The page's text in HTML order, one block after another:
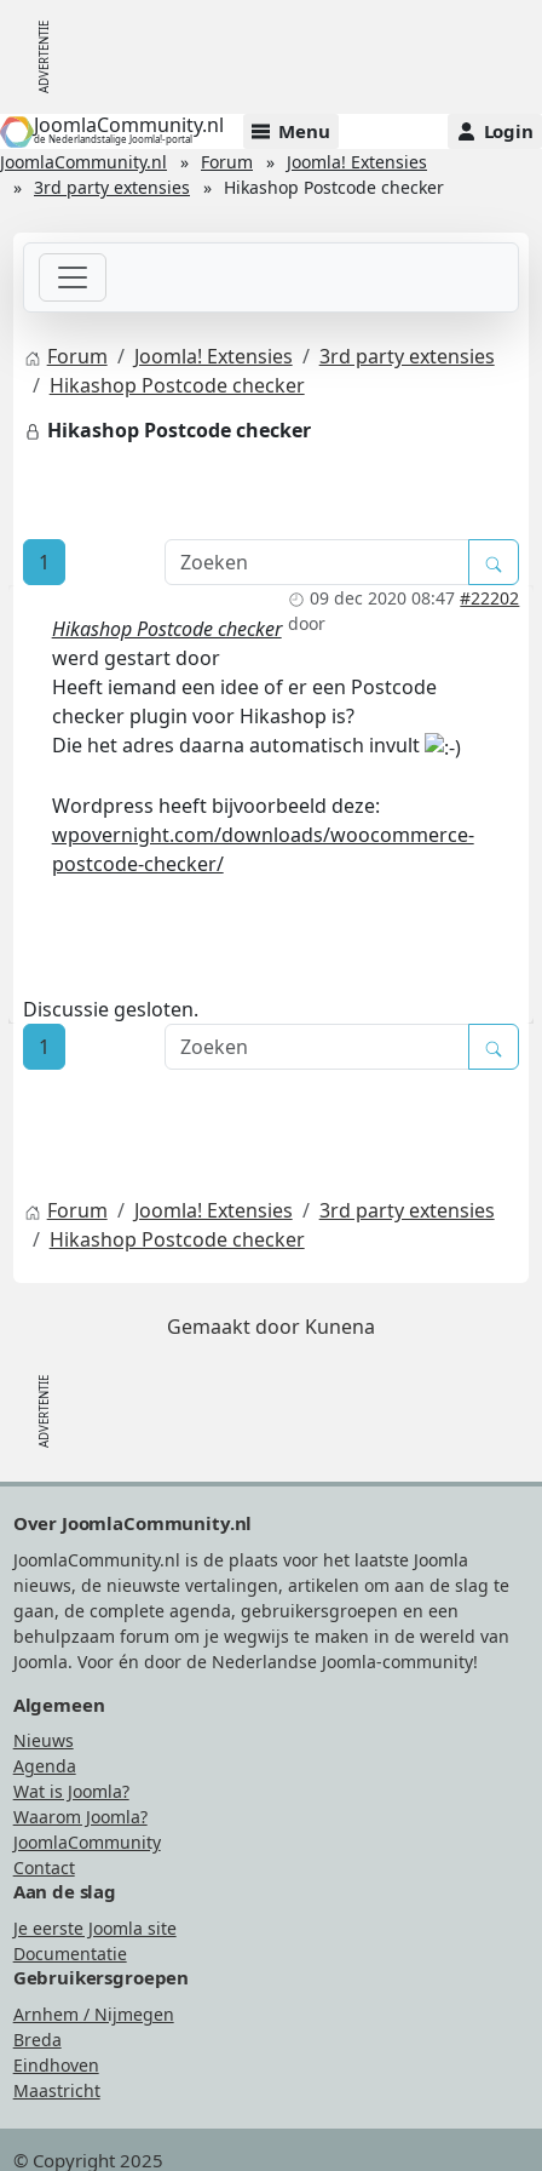
JoomlaCommunity.nl
de Nederlandstalige Joomla!-portal Menu Login
JoomlaCommunity.nl Forum
Joomla! Extensies
3rd party extensies
Hikashop Postcode checker
Forum Joomla! Extensies
3rd party extensies
Hikashop Postcode checker
Hikashop Postcode checker
1
09 dec 2020 08:47 #22202
door
Hikashop Postcode checker
werd gestart door
Heeft iemand een idee of er een Postcode
checker plugin voor Hikashop is?
Die het adres daarna automatisch invult
Wordpress heeft bijvoorbeeld deze:
wpovernight.com/downloads/woocommerce-
postcode-checker/
Discussie gesloten.
1
Forum Joomla! Extensies
3rd party extensies
Hikashop Postcode checker
Gemaakt door Kunena
Over JoomlaCommunity.nl
JoomlaCommunity.nl is de plaats voor het laatste Joomla
nieuws, de nieuwste vertalingen, artikelen om aan de slag te
gaan, de complete agenda, gebruikersgroepen en een
behulpzaam forum om je wegwijs te maken in de wereld van
Joomla. Voor én door de Nederlandse Joomla-community!
Algemeen
Nieuws
Agenda
Wat is Joomla?
Waarom Joomla?
JoomlaCommunity
Contact
Aan de slag
Je eerste Joomla site
Documentatie
Gebruikersgroepen
Arnhem / Nijmegen
Breda
Eindhoven
Maastricht
© Copyright 2025